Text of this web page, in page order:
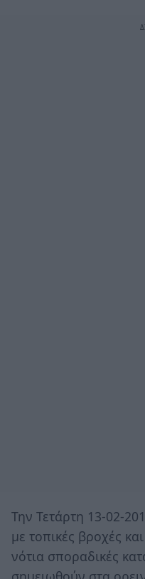
Την Τετάρτη 13-02-
με τοπικές βροχές
νότια σποραδικές